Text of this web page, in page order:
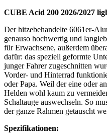
CUBE Acid 200 2026/2027
Der hitzebehandelte 6061er-
genauso hochwertig und
für Erwachsene, außerdem
dafür: das speziell geformte
junger Fahrer zugeschnitten
Vorder- und Hinterrad
oder Papa. Weil der eine oder
Helden wohl kaum zu
Schaltauge auswechseln. So
der ganze Rahmen getauscht
Spezifikationen: